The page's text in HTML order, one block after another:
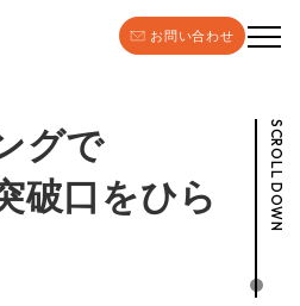
お問い合わせ
グで
破口をひら
SCROLL DOWN